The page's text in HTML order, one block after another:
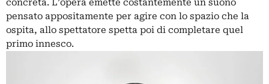
concreta. L’opera emette costantemente un suono
pensato appositamente per agire con lo spazio che la
ospita, allo spettatore spetta poi di completare quel
primo innesco.